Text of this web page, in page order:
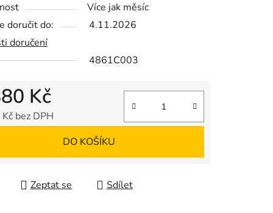
Více jak měsíc
doručit do:
4.11.2026
doručení
4861C003
Kč
bez DPH
DO KOŠÍKU
Zeptat se Sdílet